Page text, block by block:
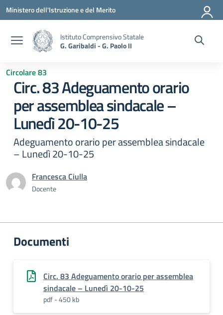
Vai ai contenuti
Vai al menu di navigazione
Vai al footer
Ministero dell'Istruzione e del Merito
Istituto Comprensivo Statale
G. Garibaldi - G. Paolo II
Circolare 83
Circ. 83 Adeguamento orario
per assemblea sindacale –
Lunedì 20-10-25
Adeguamento orario per assemblea sindacale
– Lunedì 20-10-25
Francesca Ciulla
Docente
Documenti
Circ. 83 Adeguamento orario per assemblea
sindacale – Lunedì 20-10-25
pdf - 450 kb